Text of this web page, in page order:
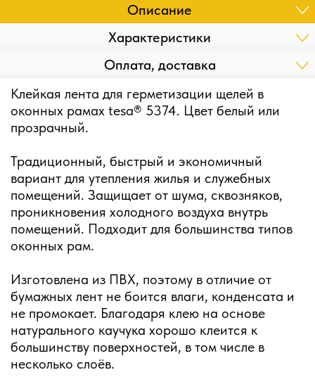
Описание
Характеристики
Оплата, доставка
Клейкая лента для герметизации щелей в
оконных рамах tesa® 5374. Цвет белый или
прозрачный.
Традиционный, быстрый и экономичный
вариант для утепления жилья и служебных
помещений. Защищает от шума, сквозняков,
проникновения холодного воздуха внутрь
помещений. Подходит для большинства типов
оконных рам.
Изготовлена из ПВХ, поэтому в отличие от
бумажных лент не боится влаги, конденсата и
не промокает. Благодаря клею на основе
натурального каучука хорошо клеится к
большинству поверхностей, в том числе в
несколько слоёв.